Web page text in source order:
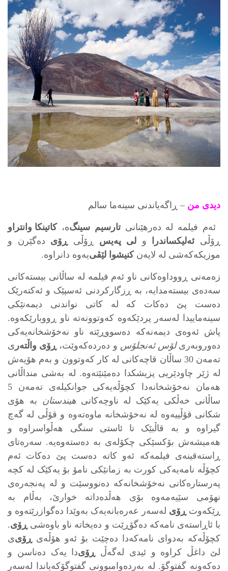
دیدی من – ڕاگەیاندنی سینەما سالم
ئه‌م فیلمه‌ له‌ ده‌رهێنانیتارسیم سینگ‌ه‌،کاتینکا وانتراو
ڕۆڵی ئه‌لیکساندرا و لی پەیس ڕۆڵی ڕۆی ده‌گێرن و
موزیکه‌که‌شی له‌ لایه‌نکنیشوا لێڤی‌یه‌وه‌ دانراوه‌.
زه‌مه‌نی ڕووداوه‌کانی ناو ئه‌م فیلمه‌ له‌ ساڵانی بیسته‌کانی
سه‌ده‌ی بیسته‌مدایه‌، به‌ ڕزگارکردنی ئه‌سپێک و ئه‌کته‌رێک
ده‌ست پێ ده‌کات که‌ له‌ کاتی نواندنی دیمه‌نێکی
سینه‌ماییدا له‌سه‌ر پردێکه‌وه‌ که‌وتوونه‌ته‌ ناو ڕووبارێکه‌وه‌.
پاش ئه‌وه‌ی دیمه‌نه‌که‌ ده‌سووڕێته‌ ناو نه‌خۆشخانه‌یه‌کی
ده‌وروبه‌ریلۆس ئه‌نجلۆس و ده‌رده‌که‌وێت، ڕۆی واڵته‌ر ی
ته‌مه‌ن 30 ساڵان قاچه‌کانی له‌ کار که‌وتوون و به‌م هۆیه‌ش
له ‌ژێر چاودێریی پزیشکدا ده‌مێنێته‌وه‌. له‌ به‌شی منداڵانی
هه‌مان نه‌خۆشخانه‌دا کچۆڵه‌یه‌کی جوانکیله‌ی ته‌مه‌ن 5
ساڵانی خه‌ڵکی یه‌کێک له‌ ناوچه‌کانیهیندستان به‌ هۆی
شکانی قۆڵییه‌وه‌ له‌ نه‌خۆشخانه‌ ماوه‌ته‌وه‌ و قۆڵی له‌ گه‌چ
گیراوه‌ و به‌ قاڵبێک تا ئاستی سنگی هه‌ڵواسراوه‌ و
هه‌میشه‌ش بۆکسێکی چکۆله‌ی به‌ ده‌سته‌وه‌یه‌. سه‌ره‌تای
ڕاسته‌قینه‌ی فیلمه‌که‌ ئه‌و کاته‌ ده‌ست پێ ده‌کات ئه‌م
کچۆڵه‌ نامه‌یه‌کی کورت به‌ زمانێکی نامۆ بۆ یه‌کێک له‌ کچه‌
په‌رستاره‌کانی نه‌خۆشخانه‌که‌ ده‌نووسێت و له‌ په‌نجه‌ره‌ی
نهۆمی سێیه‌مه‌وه‌ بۆی هه‌ڵده‌داته‌ خوارێ‌، به‌ڵام به‌
ڕێکه‌وت ڕۆی له‌سه‌ر عه‌ره‌بانه‌یه‌ک به‌وێدا ده‌گوازرێته‌وه‌ و
با ئاڕاسته‌ی نامه‌که‌ ده‌گۆڕێت و ده‌یخاته‌ ناو باوه‌شی ڕۆی.
کچۆڵه‌که‌ به‌دوای نامه‌که‌دا ده‌چێت بۆ ئه‌و هۆڵه‌ی ڕۆی‌ی
لێ‌ داغڵ کراوه‌ و ئیدی له‌گه‌ڵ
ڕۆی‌دا یه‌ک ده‌ناسن و
ده‌که‌ونه‌ گفتوگۆ. له‌ به‌رده‌وامبوونی گفتوگۆکه‌یاندا له‌سه‌ر